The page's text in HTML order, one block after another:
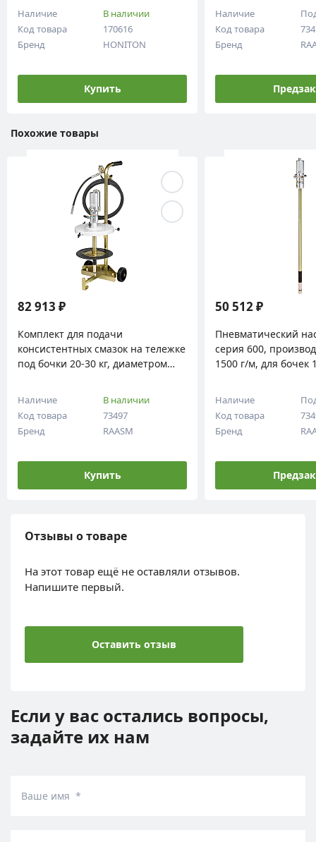
В наличии
170616
Код товара
73412
Предзаказ
Похожие товары
₽
для подачи
смазок на тележке
20-30 кг, диаметром
В наличии
73497
50 512 ₽
Пневматический насос
серия 600,
1500 г/м, для бочек 180-220
Наличие
Под заказ
Код товара
73492
Предзаказ
Отзывы о товаре
На этот товар ещё не оставляли отзывов.
Напишите первый.
Оставить отзыв
Если у вас остались вопросы,
задайте их нам
Ваше имя *